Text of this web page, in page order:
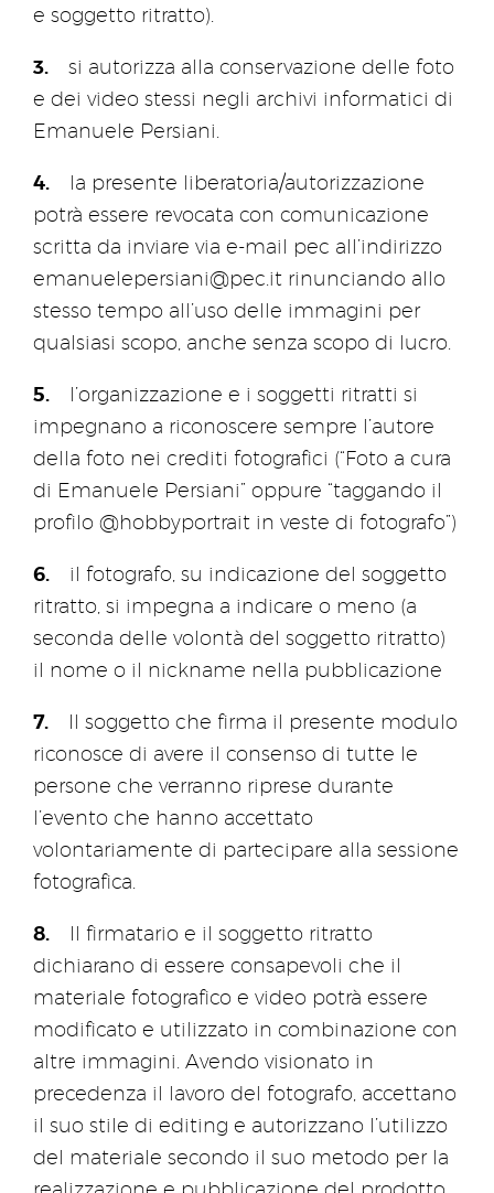
e soggetto ritratto).
si autorizza alla conservazione delle foto
e dei video stessi negli archivi informatici di
Emanuele Persiani.
la presente liberatoria/autorizzazione
potrà essere revocata con comunicazione
scritta da inviare via e-mail pec all’indirizzo
emanuelepersiani@pec.it rinunciando allo
stesso tempo all’uso delle immagini per
qualsiasi scopo, anche senza scopo di lucro.
l’organizzazione e i soggetti ritratti si
impegnano a riconoscere sempre l’autore
della foto nei crediti fotografici (“Foto a cura
di Emanuele Persiani” oppure “taggando il
profilo @hobbyportrait in veste di fotografo”)
il fotografo, su indicazione del soggetto
ritratto, si impegna a indicare o meno (a
seconda delle volontà del soggetto ritratto)
il nome o il nickname nella pubblicazione
Il soggetto che firma il presente modulo
riconosce di avere il consenso di tutte le
persone che verranno riprese durante
l’evento che hanno accettato
volontariamente di partecipare alla sessione
fotografica.
Il firmatario e il soggetto ritratto
dichiarano di essere consapevoli che il
materiale fotografico e video potrà essere
modificato e utilizzato in combinazione con
altre immagini. Avendo visionato in
precedenza il lavoro del fotografo, accettano
il suo stile di editing e autorizzano l’utilizzo
del materiale secondo il suo metodo per la